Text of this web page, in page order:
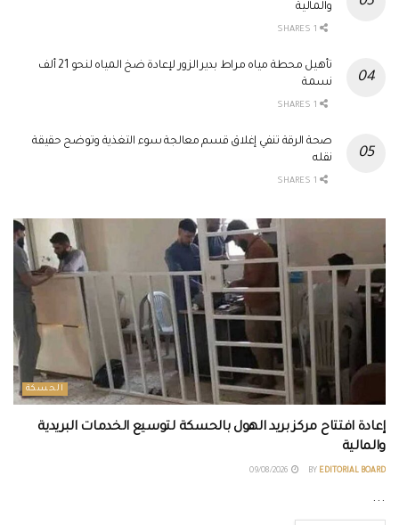
والمالية
تأهيل محطة مياه مراط بدير الزور لإعادة ضخ المياه لنحو 21 ألف
نسمة
صحة الرقة تنفي إغلاق قسم معالجة سوء التغذية وتوضح حقيقة
نقله
الحسكة
إعادة افتتاح مركز بريد الهول بالحسكة لتوسيع الخدمات البريدية
والمالية
BY EDITORIAL BOARD
...